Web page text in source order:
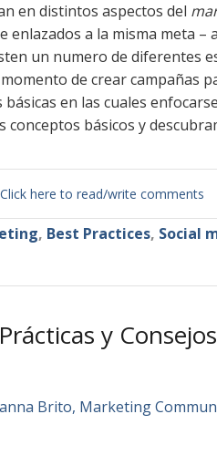
en distintos aspectos del
enlazados a la misma meta –
un numero de diferentes
de crear campañas
básicas en las cuales
conceptos básicos y
Click here to read/write comments
, Best Practices, Social
y
Brito, Marketing